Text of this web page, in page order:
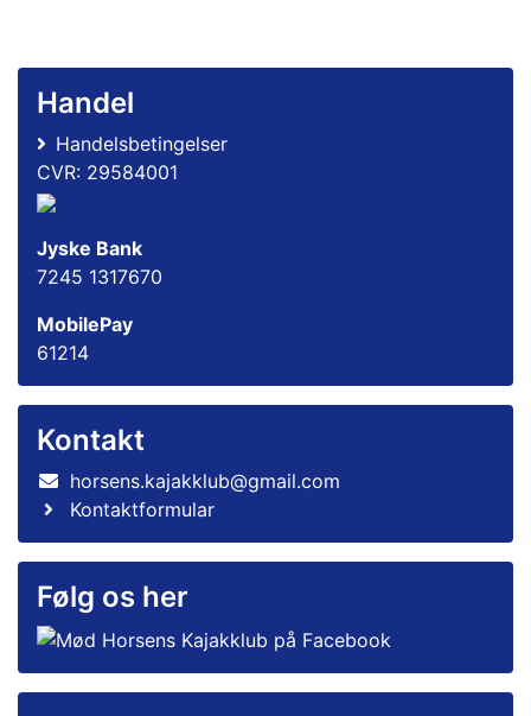
Handel
Handelsbetingelser
CVR: 29584001
Jyske Bank
7245 1317670
MobilePay
61214
Kontakt
horsens.kajakklub@gmail.com
Kontaktformular
Følg os her